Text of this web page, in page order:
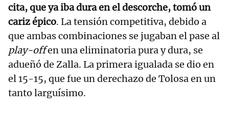
cita, que ya iba dura en el descorche, tomó un
cariz épico. La tensión competitiva, debido a
que ambas combinaciones se jugaban el pase al
play-offen una eliminatoria pura y dura, se
adueñó de Zalla. La primera igualada se dio en
el 15-15, que fue un derechazo de Tolosa en un
tanto larguísimo.